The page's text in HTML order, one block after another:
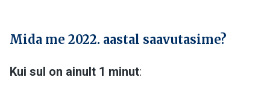
Mida me 2022. aastal saavutasime?
Kui sul on ainult 1 minut: